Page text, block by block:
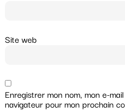
Site web
Enregistrer mon nom, mon e-
navigateur pour mon prochain